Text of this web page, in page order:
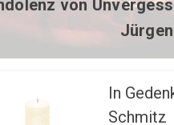
von
In
Schmitz